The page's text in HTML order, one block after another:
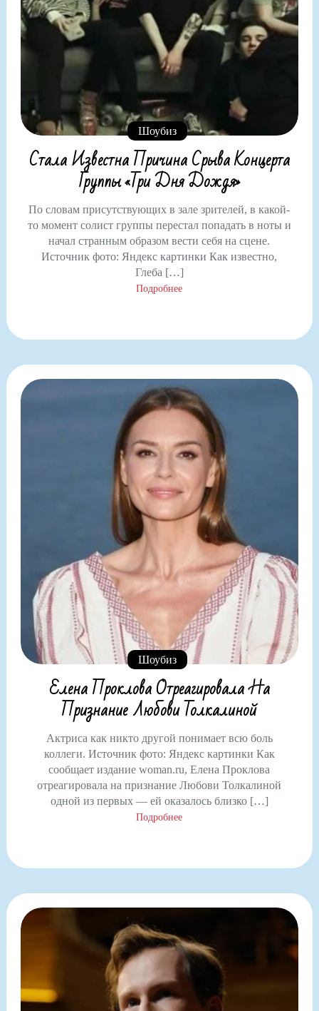
Шоубиз
Стала Известна Причина Срыва Концерта
Группы «Три Дня Дождя»
По словам присутствующих в зале зрителей, в какой-
то момент солист группы перестал попадать в ноты и
начал странным образом вести себя на сцене.
Источник фото: Яндекс картинки Как известно,
Глеба […]
Подробнее
Шоубиз
Елена Проклова Отреагировала На
Признание Любови Толкалиной
Актриса как никто другой понимает всю боль
коллеги. Источник фото: Яндекс картинки Как
сообщает издание woman.ru, Елена Проклова
отреагировала на признание Любови Толкалиной
одной из первых — ей оказалось близко […]
Подробнее